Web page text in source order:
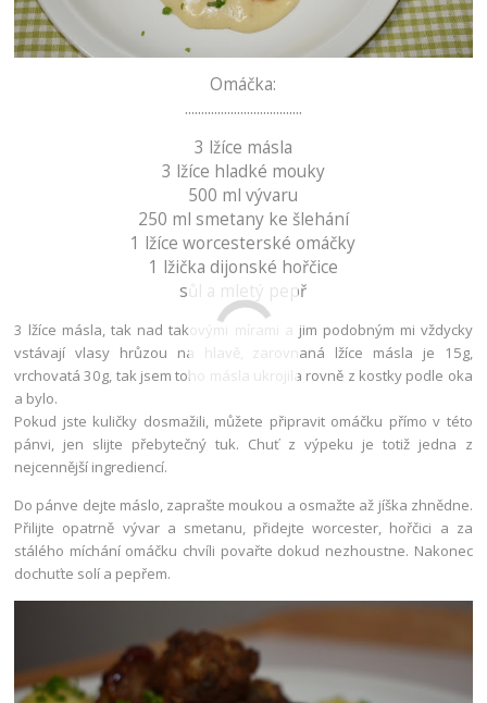
Omáčka:
....................................
3 lžíce másla
3 lžíce hladké mouky
500 ml vývaru
250 ml smetany ke šlehání
1 lžíce worcesterské omáčky
1 lžička dijonské hořčice
sůl a mletý pepř
3 lžíce másla, tak nad takovými mírami a jim podobným mi vždycky
vstávají vlasy hrůzou na hlavě, zarovnaná lžíce másla je 15g,
vrchovatá 30g, tak jsem toho másla ukrojila rovně z kostky podle oka
a bylo.
Pokud jste kuličky dosmažili, můžete připravit omáčku přímo v této
pánvi, jen slijte přebytečný tuk. Chuť z výpeku je totiž jedna z
nejcennější ingrediencí.
Do pánve dejte máslo, zaprašte moukou a osmažte až jíška zhnědne.
Přilijte opatrně vývar a smetanu, přidejte worcester, hořčici a za
stálého míchání omáčku chvíli povařte dokud nezhoustne. Nakonec
dochuťte solí a pepřem.